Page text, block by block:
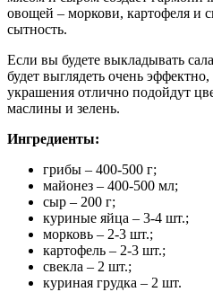
овощей – моркови, картофеля и
сытность.
Если вы будете выкладывать
будет выглядеть очень
украшения отлично подойдут
маслины и зелень.
Ингредиенты:
грибы – 400-500 г;
майонез – 400-500 мл;
сыр – 200 г;
куриные яйца – 3-4 шт.;
морковь – 2-3 шт.;
картофель – 2-3 шт.;
свекла – 2 шт.;
куриная грудка – 2 шт.